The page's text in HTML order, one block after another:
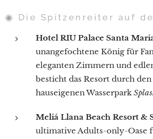
◉ Die Spitzenreiter auf
Hotel RIU Palace Santa
unangefochtene König für
eleganten Zimmern und
besticht das Resort durch
hauseigenen Wasserpark
Meliá Llana Beach Resort &
ultimative Adults-only-Oase